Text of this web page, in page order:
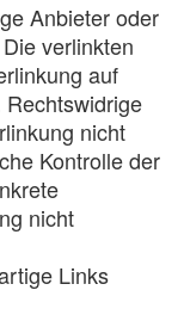
Anbieter oder
verlinkten
auf
nicht
Kontrolle der
nicht
Links